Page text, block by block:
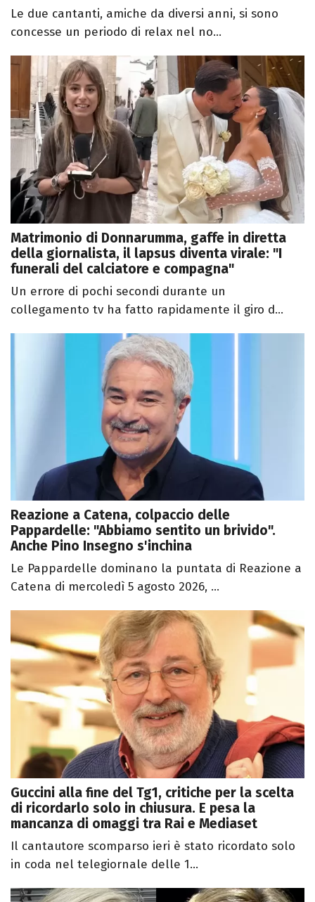
Le due cantanti, amiche da diversi anni, si sono
concesse un periodo di relax nel no...
Matrimonio di Donnarumma, gaffe in diretta
della giornalista, il lapsus diventa virale: "I
funerali del calciatore e compagna"
Un errore di pochi secondi durante un
collegamento tv ha fatto rapidamente il giro d...
Reazione a Catena, colpaccio delle
Pappardelle: "Abbiamo sentito un brivido".
Anche Pino Insegno s'inchina
Le Pappardelle dominano la puntata di Reazione a
Catena di mercoledì 5 agosto 2026, ...
Guccini alla fine del Tg1, critiche per la scelta
di ricordarlo solo in chiusura. E pesa la
mancanza di omaggi tra Rai e Mediaset
Il cantautore scomparso ieri è stato ricordato solo
in coda nel telegiornale delle 1...